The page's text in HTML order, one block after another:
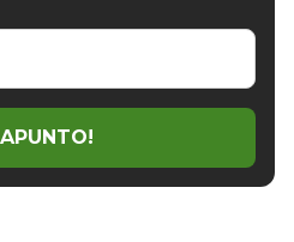
APUNTO!